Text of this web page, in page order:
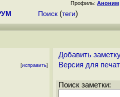
Профиль: Аноним
Поиск (теги)
[исправить]
Добавить
Версия для
Поиск заметки: